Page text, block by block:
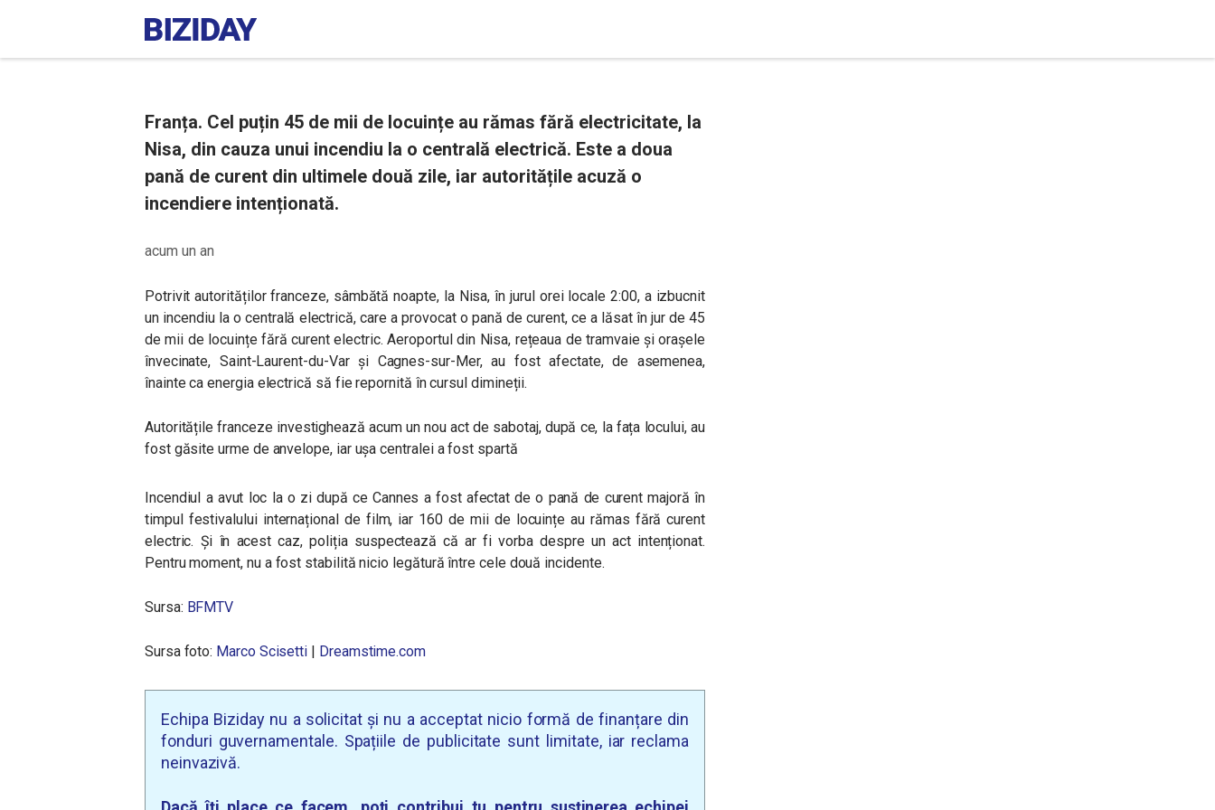
Franța. Cel puțin 45 de mii de locuințe au rămas fără electricitate, la
Nisa, din cauza unui incendiu la o centrală electrică. Este a doua
pană de curent din ultimele două zile, iar autoritățile acuză o
incendiere intenționată.
acum un an
Potrivit autorităților franceze, sâmbătă noapte, la Nisa, în jurul orei locale 2:00, a izbucnit
un incendiu la o centrală electrică, care a provocat o pană de curent, ce a lăsat în jur de 45
de mii de locuințe fără curent electric. Aeroportul din Nisa, rețeaua de tramvaie și orașele
învecinate, Saint-Laurent-du-Var și Cagnes-sur-Mer, au fost afectate, de asemenea,
înainte ca energia electrică să fie repornită în cursul dimineții.
Autoritățile franceze investighează acum un nou act de sabotaj, după ce, la fața locului, au
fost găsite urme de anvelope, iar ușa centralei a fost spartă
Incendiul a avut loc la o zi după ce Cannes a fost afectat de o pană de curent majoră în
timpul festivalului internațional de film, iar 160 de mii de locuințe au rămas fără curent
electric. Și în acest caz, poliția suspectează că ar fi vorba despre un act intenționat.
Pentru moment, nu a fost stabilită nicio legătură între cele două incidente.
Sursa: BFMTV
Sursa foto: Marco Scisetti | Dreamstime.com
Echipa Biziday nu a solicitat și nu a acceptat nicio formă de finanțare din
fonduri guvernamentale. Spațiile de publicitate sunt limitate, iar reclama
neinvazivă.